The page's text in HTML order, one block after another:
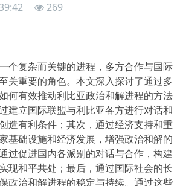
269
个复杂而关键的进程，多方合作与国际
关重要的角色。本文深入探讨了通过多
何有效推动利比亚政治和解进程的方法
建立国际联盟与利比亚各方进行对话和
造有利条件；其次，通过经济支持和重
基础设施和经济发展，增强政治和解的
过促进国内各派别的对话与合作，构建
现和平共处；最后，通过国际社会的长
政治和解进程的稳定与持续。通过这些